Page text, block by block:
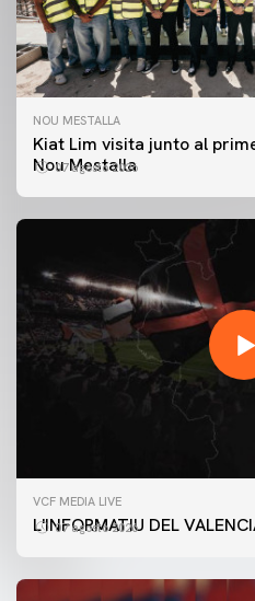
NOU MESTALLA
Kiat Lim visita junto al
Nou Mestalla
07 agosto 2026
VCF MEDIA LIVE
L'INFORMATIU DEL
07 agosto 2026